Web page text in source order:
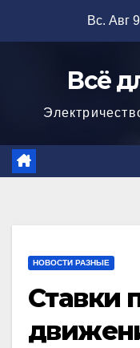
Вс. Авг
Всё
НОВОСТИ РАЗНЫЕ
Ставки